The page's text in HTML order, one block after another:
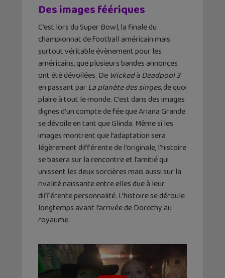
Des images féériques
C’est lors du Super Bowl, la finale du
championnat de football américain mais
surtout véritable évènement pour les
américains, que plusieurs bandes annonces
ont été dévoilées. De Wickedà Deadpool 3
en passant parLa planète des singes, de quoi
plaire à tout le monde. C’est dans des images
dignes d’un compte de fée que Ariana Grande
se dévoile en tant que Glinda. Même si les
images montrent que l’adaptation sera
légèrement différente de l’originale, l’histoire
se basera sur la rencontre et l’amitié qui
unissent les deux sorcières mais aussi sur la
rivalité naissante entre elles due à leur
différente personnalité. L’histoire se déroule
longtemps avant l’arrivée de Dorothy au
royaume.